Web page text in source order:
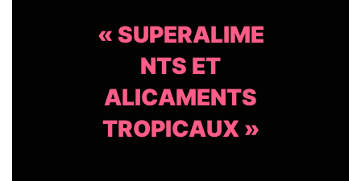
« SUPERALIME
NTS ET
ALICAMENTS
TROPICAUX »